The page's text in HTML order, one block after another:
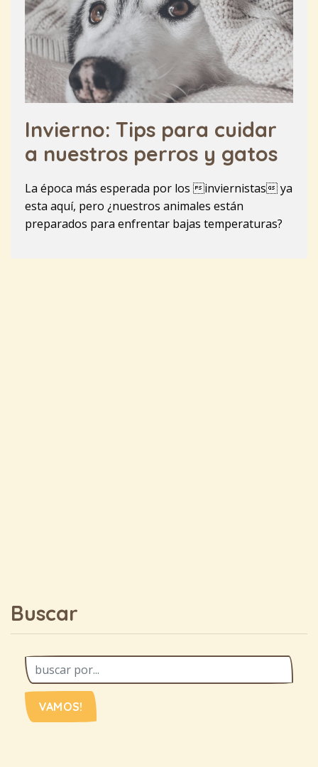
Invierno: Tips para cuidar
a nuestros perros y gatos
La época más esperada por los inviernistas ya
esta aquí, pero ¿nuestros animales están
preparados para enfrentar bajas temperaturas?
Buscar
VAMOS!